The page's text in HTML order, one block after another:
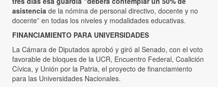
asistencia de la nómina de personal directivo, docente y no
docente” en todas los niveles y modalidades educativas.
FINANCIAMIENTO PARA UNIVERSIDADES
La Cámara de Diputados aprobó y giró al Senado, con el voto
favorable de bloques de la UCR, Encuentro Federal, Coalición
Cívica, y Unión por la Patria, el proyecto de financiamiento
para las Universidades Nacionales.